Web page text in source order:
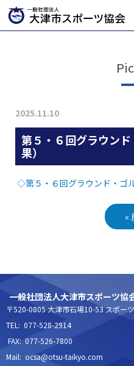
2025.11.10
第５・６回グラウン
果）
◇第５・６回グラウンド・ゴ
«
一般社団法人大津市スポーツ協
〒520-0805 大津市石場10-53 スポー
TEL: 077-528-2914
FAX: 077-526-7800
Mail: ocsa@otsu-taikyo.com